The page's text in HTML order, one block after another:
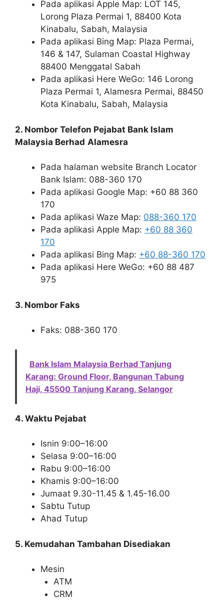
Pada aplikasi Apple Map: LOT 145,
Lorong Plaza Permai 1, 88400 Kota
Kinabalu, Sabah, Malaysia
Pada aplikasi Bing Map: Plaza Permai,
146 & 147, Sulaman Coastal Highway
88400 Menggatal Sabah
Pada aplikasi Here WeGo: 146 Lorong
Plaza Permai 1, Alamesra Permai, 88450
Kota Kinabalu, Sabah, Malaysia
2. Nombor Telefon Pejabat Bank Islam
Malaysia Berhad Alamesra
Pada halaman website Branch Locator
Bank Islam: 088-360 170
Pada aplikasi Google Map: +60 88 360
170
Pada aplikasi Waze Map: 088-360 170
Pada aplikasi Apple Map: +60 88 360
170
Pada aplikasi Bing Map: +60 88-360 170
Pada aplikasi Here WeGo: +60 88 487
975
3. Nombor Faks
Faks: 088-360 170
Bank Islam Malaysia Berhad Tanjung
Karang: Ground Floor, Bangunan Tabung
Haji, 45500 Tanjung Karang, Selangor
4. Waktu Pejabat
Isnin 9:00–16:00
Selasa 9:00–16:00
Rabu 9:00–16:00
Khamis 9:00–16:00
Jumaat 9.30-11.45 & 1.45-16.00
Sabtu Tutup
Ahad Tutup
5. Kemudahan Tambahan Disediakan
Mesin
ATM
CRM